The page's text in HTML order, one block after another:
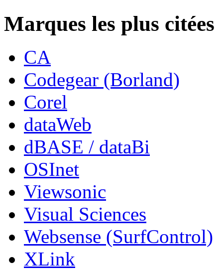
Marques les plus citées
CA
Codegear (Borland)
Corel
dataWeb
dBASE / dataBi
OSInet
Viewsonic
Visual Sciences
Websense (SurfControl)
XLink